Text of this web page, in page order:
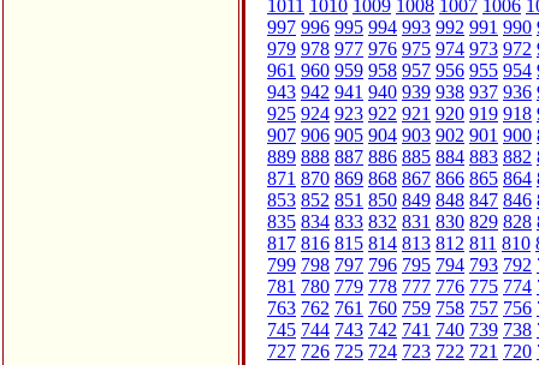
1011 1010 1009 1008 1007 1006
997 996 995 994 993 992 991 990
979 978 977 976 975 974 973 972
961 960 959 958 957 956 955 954
943 942 941 940 939 938 937 936
925 924 923 922 921 920 919 918
907 906 905 904 903 902 901 900
889 888 887 886 885 884 883 882
871 870 869 868 867 866 865 864
853 852 851 850 849 848 847 846
835 834 833 832 831 830 829 828
817 816 815 814 813 812 811 810
799 798 797 796 795 794 793 792
781 780 779 778 777 776 775 774
763 762 761 760 759 758 757 756
745 744 743 742 741 740 739 738
727 726 725 724 723 722 721 720